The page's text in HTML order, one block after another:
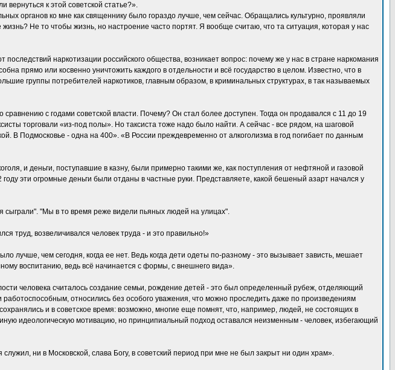
к этой советской статье?».
органов ко мне как священнику было гораздо лучше, чем сейчас. Обращались культурно, проявляли
Не то чтобы жизнь, но настроение часто портят. Я вообще считаю, что та ситуация, которая у нас
наркотизации российского общества, возникает вопрос: почему же у нас в стране наркомания
прямо или косвенно уничтожить каждого в отдельности и всё государство в целом. Известно, что в
группы потребителей наркотиков, главным образом, в криминальных структурах, в так называемых
с годами советской власти. Почему? Он стал более доступен. Тогда он продавался с 11 до 19
торговали «из-под полы». Но таксиста тоже надо было найти. А сейчас - все рядом, на шаговой
В Подмосковье - одна на 400». «В России преждевременно от алкоголизма в год погибает по данным
и деньги, поступавшие в казну, были примерно такими же, как поступления от нефтяной и газовой
эти огромные деньги были отданы в частные руки. Представляете, какой бешеный азарт начался у
сыграли". "Мы в то время реже видели пьяных людей на улицах".
труд, возвеличивался человек труда - и это правильно!»
лучше, чем сегодня, когда ее нет. Ведь когда дети одеты по-разному - это вызывает зависть, мешает
воспитанию, ведь всё начинается с формы, с внешнего вида».
человека считалось создание семьи, рождение детей - это был определенный рубеж, отделяющий
относились без особого уважения, что можно проследить даже по произведениям
и в советское время: возможно, многие еще помнят, что, например, людей, не состоящих в
идеологическую мотивацию, но принципиальный подход оставался неизменным - человек, избегающий
ни в Московской, слава Богу, в советский период при мне не был закрыт ни один храм».